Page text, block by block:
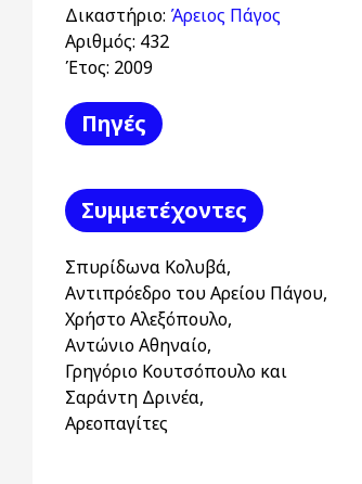
Δικαστήριο: Άρειος Πάγος
Αριθμός: 432
Έτος: 2009
Πηγές
Συμμετέχοντες
Σπυρίδωνα Κολυβά,
Αντιπρόεδρο του Αρείου Πάγου,
Χρήστο Αλεξόπουλο,
Αντώνιο Αθηναίο,
Γρηγόριο Κουτσόπουλο και
Σαράντη Δρινέα,
Αρεοπαγίτες